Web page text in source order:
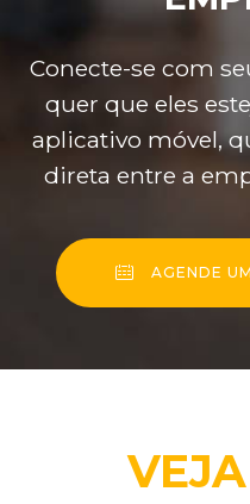
Conecte-se com
quer que eles
aplicativo móvel,
direta entre a
AGENDE